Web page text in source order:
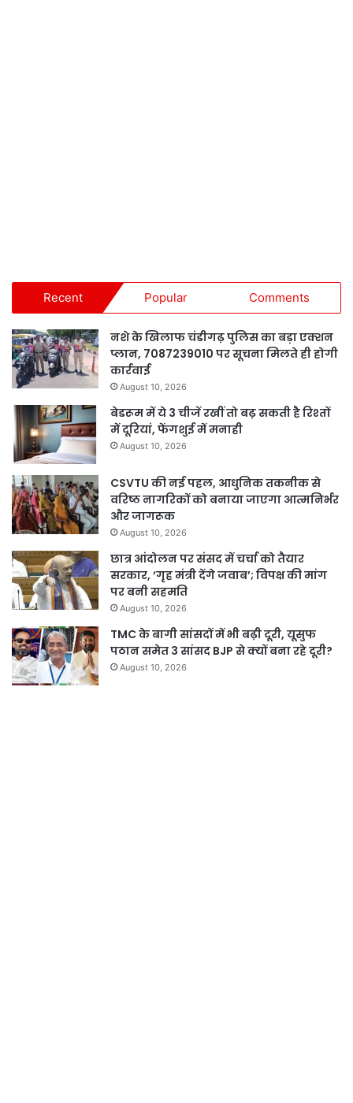
Recent Popular Comments
नशे के खिलाफ चंडीगढ़ पुलिस का बड़ा एक्शन
प्लान, 7087239010 पर सूचना मिलते ही होगी
कार्रवाई
August 10, 2026
बेडरूम में ये 3 चीजें रखीं तो बढ़ सकती है रिश्तों
में दूरियां, फेंगशुई में मनाही
August 10, 2026
CSVTU की नई पहल, आधुनिक तकनीक से
वरिष्ठ नागरिकों को बनाया जाएगा आत्मनिर्भर
और जागरूक
August 10, 2026
छात्र आंदोलन पर संसद में चर्चा को तैयार
सरकार, ‘गृह मंत्री देंगे जवाब’; विपक्ष की मांग
पर बनी सहमति
August 10, 2026
TMC के बागी सांसदों में भी बढ़ी दूरी, यूसुफ
पठान समेत 3 सांसद BJP से क्यों बना रहे दूरी?
August 10, 2026